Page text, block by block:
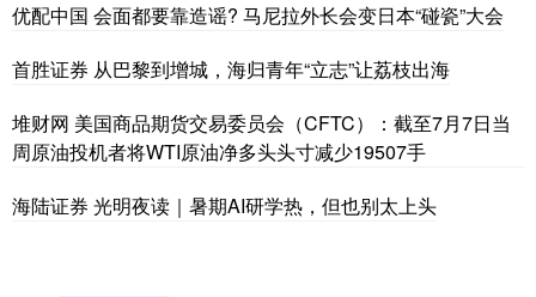
优配中国 会面都要靠造谣? 马尼拉外长会变日本“碰瓷”大会
首胜证券 从巴黎到增城，海归青年“立志”让荔枝出海
堆财网 美国商品期货交易委员会（CFTC）：截至7月7日当
周原油投机者将WTI原油净多头头寸减少19507手
海陆证券 光明夜读｜暑期AI研学热，但也别太上头